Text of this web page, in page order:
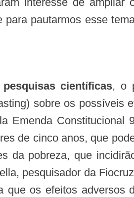
pautarmos esse
científicas, o
sobre os possíveis
Emenda Constitucional
de cinco anos, que
da pobreza, que
pesquisador da
que os efeitos adversos